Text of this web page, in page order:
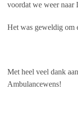
voordat we weer naar
Het was geweldig om
Met heel veel dank
Ambulancewens!